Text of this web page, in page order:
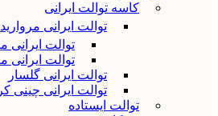
کاسه توالت ایرانی
توالت ایرانی مروارید
توالت ایرانی
توالت ایرانی
توالت ایرانی گلسار
توالت ایرانی چینی
توالت ایستاده